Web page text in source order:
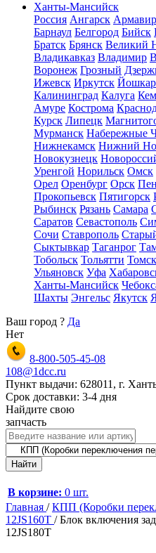
Ханты-Мансийск
Россия Ангарск Армавир
Барнаул Белгород Бийск
Братск Брянск Великий
Владикавказ Владимир
Воронеж Грозный
Ижевск Иркутск
Калининград Калуга
Амуре Кострома
Курск Липецк
Мурманск Набережные
Нижнекамск Нижний
Новокузнецк
Уренгой Норильск Омск
Орел Оренбург Орск
Прокопьевск Пятигорск
Рыбинск Рязань Самара
Саратов Севастополь
Сочи Ставрополь
Сыктывкар Таганрог
Тобольск Тольятти Томск
Ульяновск Уфа
Ханты-Мансийск
Шахты Энгельс Якутск
Ваш город ? Да
Нет
8-800-505-45-08
108@1dcc.ru
Пункт выдачи: 628011, г.
Срок доставки: 3-4 дня
Найдите свою
запчасть
В корзине: 0 шт.
Главная /КПП (Коробки
12JS160T /Блок включения
12JS180T